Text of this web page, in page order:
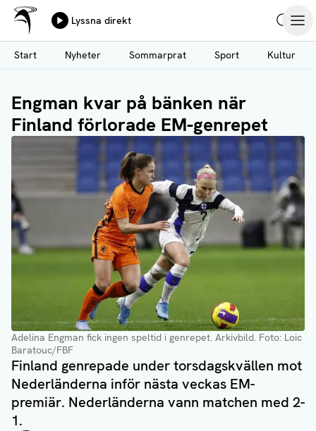
Hoppa
till
huvudinnehåll
Ålands Radio & TV
Lyssna direkt
Start
Nyheter Sommarprat Sport Kultur
Engman kvar på bänken när
Finland förlorade EM-genrepet
Adelina Engman fick ingen speltid i genrepet. Arkivbild. Foto: Loic
Baratouc/FBF
Finland genrepade under torsdagskvällen mot
Nederländerna inför nästa veckas EM-
premiär. Nederländerna vann matchen med 2-
1.